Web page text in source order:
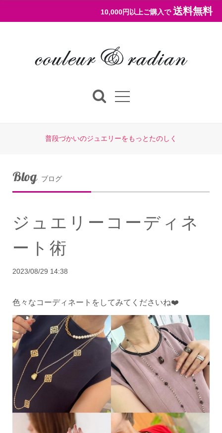
10,000円以上ご購入で 送料無料
普段づかいのジュエリーをもっとたのしく
Blog ブログ
ジュエリーコーディネ
ート術
2023/08/29 14:38
色々なコーディネートをしてみてくださいね❤️